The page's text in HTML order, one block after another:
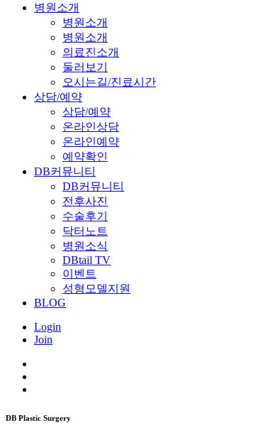
병원소개
병원소개
병원소개
의료진소개
둘러보기
오시는길/진료시간
상담/예약
상담/예약
온라인상담
온라인예약
예약확인
DB커뮤니티
DB커뮤니티
전후사진
수술후기
닥터노트
병원소식
DBtail TV
이벤트
성형모델지원
BLOG
Login
Join
DB Plastic Surgery